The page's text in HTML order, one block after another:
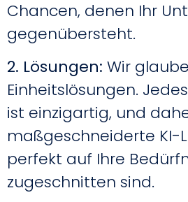
Chancen, denen Ihr
gegenübersteht.
2. Lösungen: Wir
Einheitslösungen.
ist einzigartig, und
maßgeschneiderte KI-
perfekt auf Ihre
zugeschnitten sind.